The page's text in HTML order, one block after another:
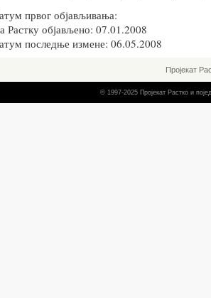
првог објављивања:
Растку објављено: 07.01.2008
последње измене: 06.05.2008
Пројекат
© 1997-2025 Пројекат Растко и